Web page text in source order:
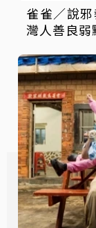
雀雀／說
灣人善良弱